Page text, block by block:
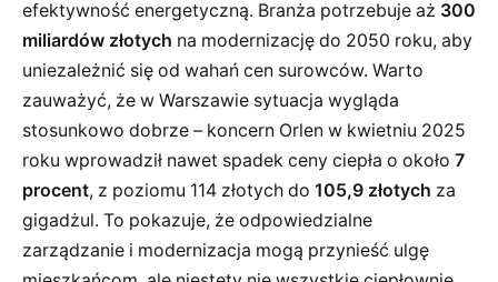
efektywność energetyczną. Branża potrzebuje aż 300
miliardów złotych na modernizację do 2050 roku, aby
uniezależnić się od wahań cen surowców. Warto
zauważyć, że w Warszawie sytuacja wygląda
stosunkowo dobrze – koncern Orlen w kwietniu 2025
roku wprowadził nawet spadek ceny ciepła o około 7
procent, z poziomu 114 złotych do 105,9 złotych za
gigadżul. To pokazuje, że odpowiedzialne
zarządzanie i modernizacja mogą przynieść ulgę